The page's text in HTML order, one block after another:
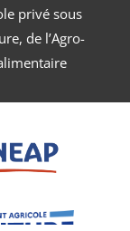
privé sous
de l’Agro-